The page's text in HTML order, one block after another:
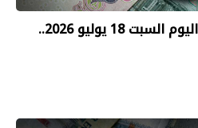
أسعار الدرهم الإماراتى اليوم السبت 18 يوليو 2026..